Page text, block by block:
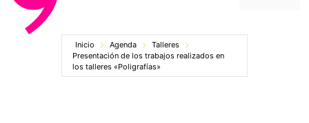
Inicio Agenda
Talleres
Presentación de los trabajos realizados en
los talleres «Poligrafías»